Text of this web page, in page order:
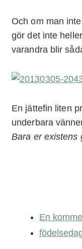
Och om man
gör det inte
varandra blir
En jättefin liten
underbara
Bara er existens
En